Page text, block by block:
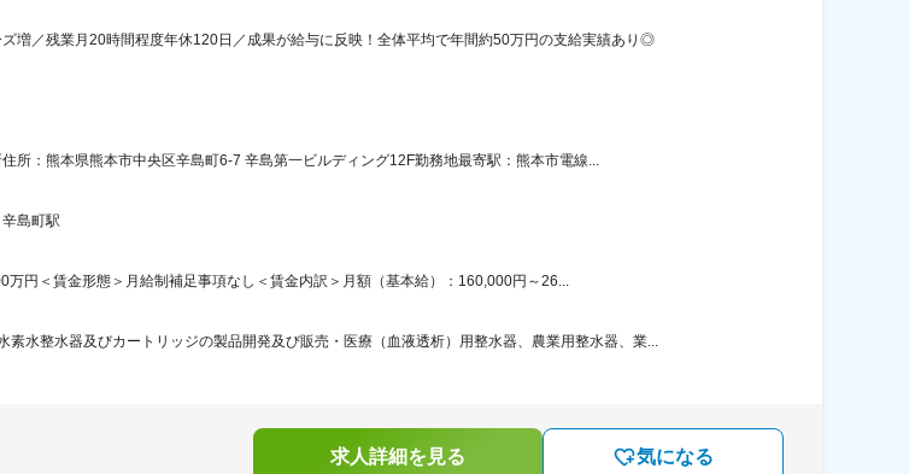
ズ増／残業月20時間程度年休120日／成果が給与に反映！全体平均で年間約50万円の支給実績あり◎
所：熊本県熊本市中央区辛島町6-7 辛島第一ビルディング12F勤務地最寄駅：熊本市電線...
島町駅
万円＜賃金形態＞月給制補足事項なし＜賃金内訳＞月額（基本給）：160,000円～26...
素水整水器及びカートリッジの製品開発及び販売・医療（血液透析）用整水器、農業用整水器、業...
求人詳細を見る 気になる